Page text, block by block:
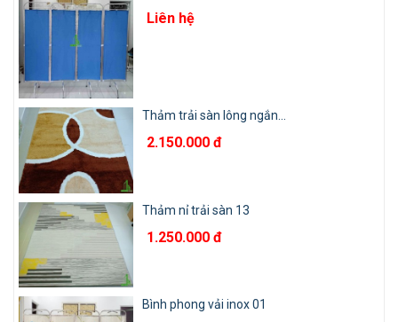
Liên hệ
Thảm trải sàn lông ngắn...
2.150.000 đ
Thảm nỉ trải sàn 13
1.250.000 đ
Bình phong vải inox 01